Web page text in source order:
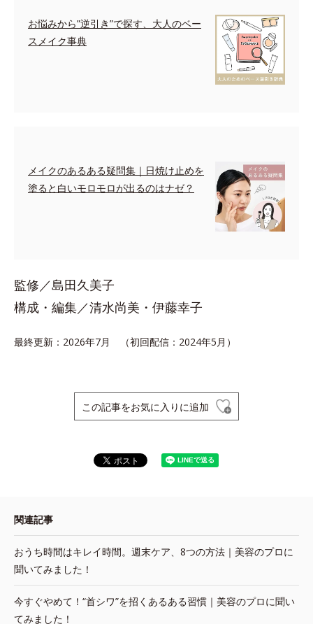
お悩みから”逆引き”で探す、大人のベー
スメイク事典
メイクのあるある疑問集｜日焼け止めを
塗ると白いモロモロが出るのはナゼ？
監修／島田久美子
構成・編集／清水尚美・伊藤幸子
最終更新：2026年7月 （初回配信：2024年5月）
この記事をお気に入りに追加
関連記事
おうち時間はキレイ時間。週末ケア、8つの方法｜美容のプロに
聞いてみました！
今すぐやめて！“首シワ”を招くあるある習慣｜美容のプロに聞い
てみました！